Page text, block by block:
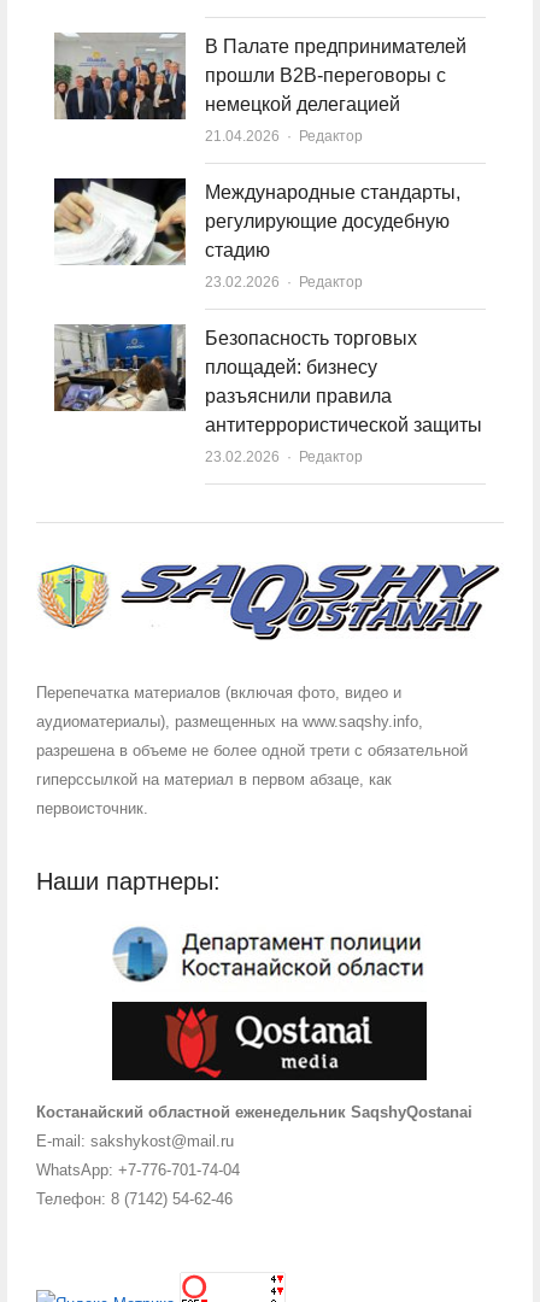
В Палате предпринимателей
прошли B2B-переговоры с
немецкой делегацией
21.04.2026 Author
Редактор
Международные стандарты,
регулирующие досудебную
стадию
23.02.2026 Author
Редактор
Безопасность торговых
площадей: бизнесу
разъяснили правила
антитеррористической защиты
23.02.2026 Author
Редактор
Перепечатка материалов (включая фото, видео и
аудиоматериалы), размещенных на www.saqshy.info,
разрешена в объеме не более одной трети с обязательной
гиперссылкой на материал в первом абзаце, как
первоисточник.
Наши партнеры:
Костанайский областной еженедельник SaqshyQostanai
E-mail: sakshykost@mail.ru
WhatsApp: +7-776-701-74-04
Телефон: 8 (7142) 54-62-46